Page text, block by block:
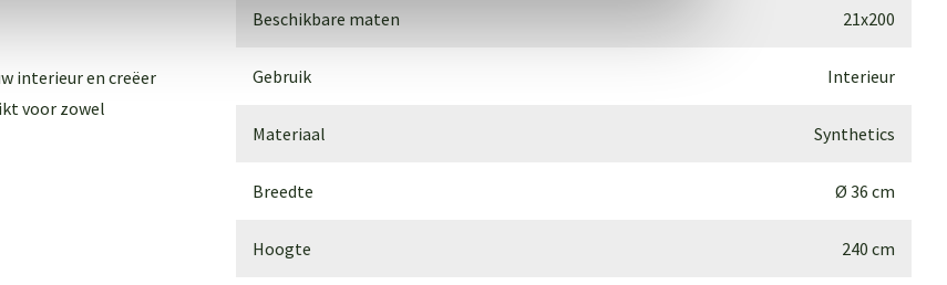
interieur en creëer
voor zowel
Beschikbare maten 21x200
Gebruik Interieur
Materiaal Synthetics
Breedte Ø 36 cm
Hoogte 240 cm